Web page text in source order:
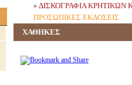
» ΔΙΣΚΟΓΡΑΦΙΑ ΚΡΗΤΙΚΩΝ
ΠΡΟΣΩΠΙΚΕΣ ΕΚΔΟΣΕΙΣ
ΧΑΘΗΚΕΣ